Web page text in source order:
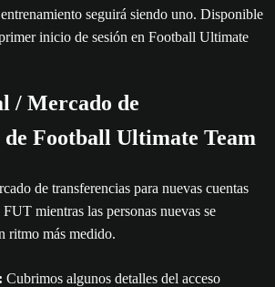
seguirá siendo uno. Disponible
inicio de sesión en Football Ultimate
/ Mercado de
Football Ultimate Team
de transferencias para nuevas cuentas
mientras las personas nuevas se
ritmo más medido.
Cubrimos algunos detalles del acceso